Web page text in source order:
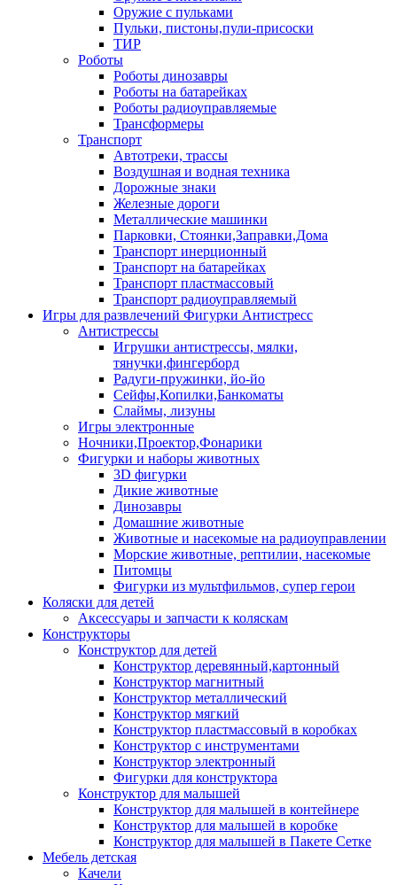
Оружие с пульками
Пульки, пистоны,пули-присоски
ТИР
Роботы
Роботы динозавры
Роботы на батарейках
Роботы радиоуправляемые
Трансформеры
Транспорт
Автотреки, трассы
Воздушная и водная техника
Дорожные знаки
Железные дороги
Металлические машинки
Парковки, Стоянки,Заправки,Дома
Транспорт инерционный
Транспорт на батарейках
Транспорт пластмассовый
Транспорт радиоуправляемый
Игры для развлечений Фигурки Антистресс
Антистрессы
Игрушки антистрессы, мялки,
тянучки,фингерборд
Радуги-пружинки, йо-йо
Сейфы,Копилки,Банкоматы
Слаймы, лизуны
Игры электронные
Ночники,Проектор,Фонарики
Фигурки и наборы животных
3D фигурки
Дикие животные
Динозавры
Домашние животные
Животные и насекомые на радиоуправлении
Морские животные, рептилии, насекомые
Питомцы
Фигурки из мультфильмов, супер герои
Коляски для детей
Аксессуары и запчасти к коляскам
Конструкторы
Конструктор для детей
Конструктор деревянный,картонный
Конструктор магнитный
Конструктор металлический
Конструктор мягкий
Конструктор пластмассовый в коробках
Конструктор с инструментами
Конструктор электронный
Фигурки для конструктора
Конструктор для малышей
Конструктор для малышей в контейнере
Конструктор для малышей в коробке
Конструктор для малышей в Пакете Сетке
Мебель детская
Качели